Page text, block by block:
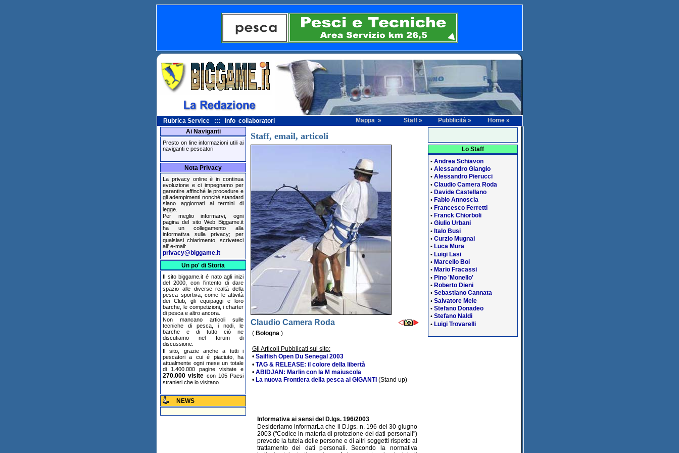
Rubrica Service ::: Info collaboratori Mappa » Staff » Pubblicità »
Home »
Ai Naviganti
Presto on line informazioni utili ai
naviganti e pescatori
Nota Privacy
La privacy online è in continua
evoluzione e ci impegnamo per
garantire affinché le procedure e
gli adempimenti nonché standard
siano aggiornati ai termini di
legge.
Per meglio informarvi, ogni
pagina del sito Web Biggame.it
ha un collegamento alla
informativa sulla privacy; per
qualsiasi chiarimento, scriveteci
all' e-mail:
privacy@biggame.it
Un po' di Storia
Il sito biggame.it é nato agli inizi
del 2000, con l'intento di dare
spazio alle diverse realtà della
pesca sportiva, come le attività
dei Club, gli equipaggi e loro
barche, le competizioni, i charter
di pesca e altro ancora.
Non mancano articoli sulle
tecniche di pesca, i nodi, le
barche e di tutto ciò ne
discutiamo nel forum di
discussione.
Il sito, grazie anche a tutti i
pescatori a cui é piaciuto, ha
attualmente ogni mese un totale
di 1.400.000 pagine visitate e
270.000 visite con 105 Paesi
stranieri che lo visitano.
NEWS
Staff, email, articoli
Claudio Camera Roda
( Bologna )
Gli Articoli Pubblicati sul sito:
• Sailfish Open Du Senegal 2003
• TAG & RELEASE: il colore della libertà
• ABIDJAN: Marlin con la M maiuscola
• La nuova Frontiera della pesca ai GIGANTI (Stand up)
Informativa ai sensi del D.lgs. 196/2003
Desideriamo informarLa che il D.lgs. n. 196 del 30 giugno
2003 ("Codice in materia di protezione dei dati personali")
prevede la tutela delle persone e di altri soggetti rispetto al
trattamento dei dati personali. Secondo la normativa
Lo Staff
• Andrea Schiavon
• Alessandro Giangio
• Alessandro Pierucci
• Claudio Camera Roda
• Davide Castellano
• Fabio Annoscia
• Francesco Ferretti
• Franck Chiorboli
• Giulio Urbani
• Italo Busi
• Curzio Mugnai
• Luca Mura
• Luigi Lasi
• Marcello Boi
• Mario Fracassi
• Pino 'Monello'
• Roberto Dieni
• Sebastiano Cannata
• Salvatore Mele
• Stefano Donadeo
• Stefano Naldi
• Luigi Trovarelli